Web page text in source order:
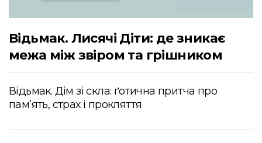
Відьмак. Лисячі Діти: де зникає
межа між звіром та грішником
Відьмак. Дім зі скла: ґотична притча про
пам’ять, страх і прокляття